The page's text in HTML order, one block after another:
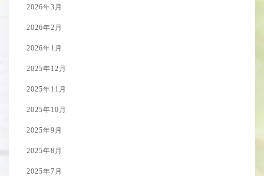
2026年3月
2026年2月
2026年1月
2025年12月
2025年11月
2025年10月
2025年9月
2025年8月
2025年7月